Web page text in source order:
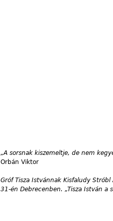
„A sorsnak kiszemeltje, de nem
Orbán Viktor
Gróf Tisza Istvánnak Kisfaludy
31-én Debrecenben. „Tisza István a